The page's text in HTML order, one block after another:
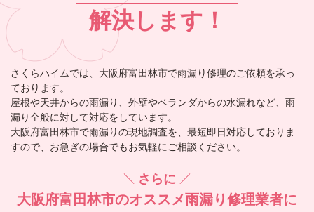
解決します！
さくらハイムでは、大阪府富田林市で雨漏り修理のご依頼を承っ
ております。
屋根や天井からの雨漏り、外壁やベランダからの水漏れなど、雨
漏り全般に対して対応をしています。
大阪府富田林市で雨漏りの現地調査を、最短即日対応しておりま
すので、お急ぎの場合でもお気軽にご相談ください。
さらに
大阪府富田林市のオススメ雨漏り修理業者に